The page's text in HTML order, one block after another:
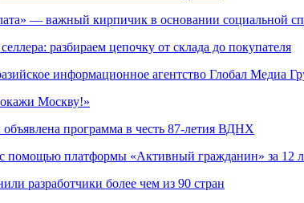
— важный кирпичик в основании социальной
разбираем цепочку от склада до покупателя
информационное агентство Глобал Медиа
Москву!»
программа в честь 87-летия ВДНХ
помощью платформы «Активный гражданин» за 12
разработчики более чем из 90 стран